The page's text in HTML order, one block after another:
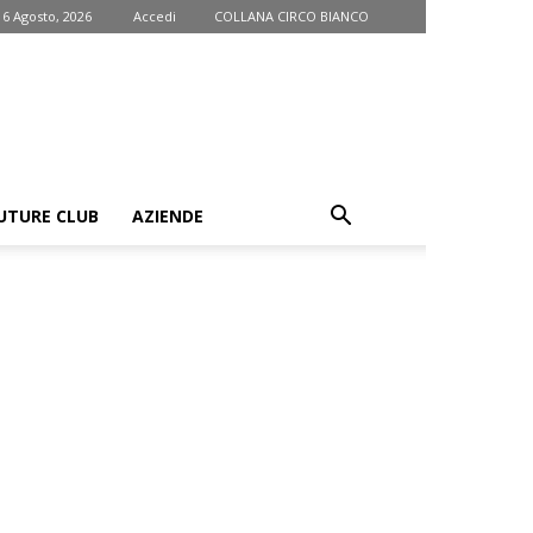
Agosto, 2026 Accedi COLLANA CIRCO BIANCO
CLUB AZIENDE